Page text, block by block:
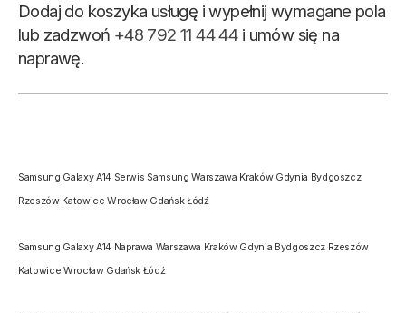
Dodaj do koszyka usługę i wypełnij wymagane pola
lub zadzwoń +48 792 11 44 44i umów się na
naprawę.
Samsung Galaxy A14 Serwis Samsung Warszawa Kraków Gdynia Bydgoszcz
Rzeszów Katowice Wrocław Gdańsk Łódź
Samsung Galaxy A14 Naprawa Warszawa Kraków Gdynia Bydgoszcz Rzeszów
Katowice Wrocław Gdańsk Łódź